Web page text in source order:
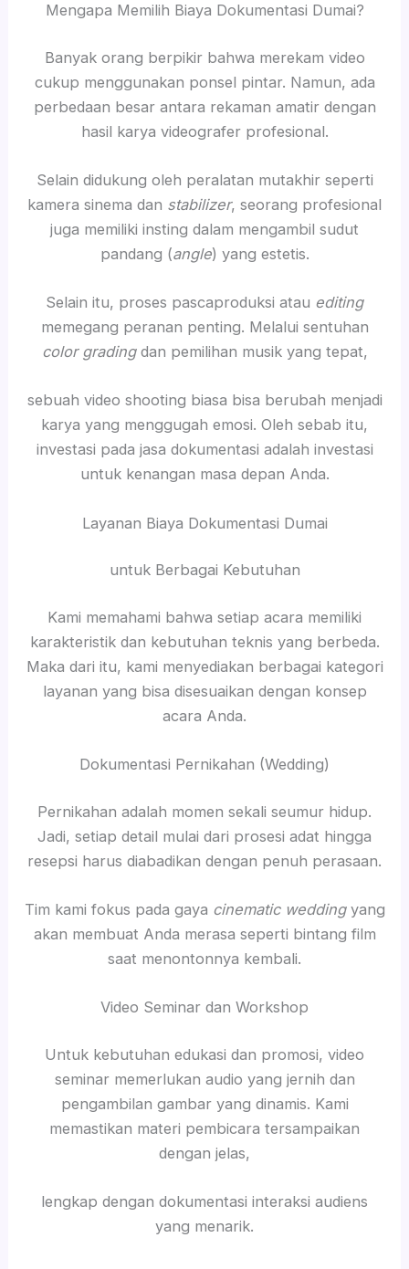
Mengapa Memilih Biaya Dokumentasi Dumai?
Banyak orang berpikir bahwa merekam video
cukup menggunakan ponsel pintar. Namun, ada
perbedaan besar antara rekaman amatir dengan
hasil karya videografer profesional.
Selain didukung oleh peralatan mutakhir seperti
kamera sinema dan stabilizer, seorang profesional
juga memiliki insting dalam mengambil sudut
pandang (angle) yang estetis.
Selain itu, proses pascaproduksi atau editing
memegang peranan penting. Melalui sentuhan
color gradingdan pemilihan musik yang tepat,
sebuah video shooting biasa bisa berubah menjadi
karya yang menggugah emosi. Oleh sebab itu,
investasi pada jasa dokumentasi adalah investasi
untuk kenangan masa depan Anda.
Layanan Biaya Dokumentasi Dumai
untuk Berbagai Kebutuhan
Kami memahami bahwa setiap acara memiliki
karakteristik dan kebutuhan teknis yang berbeda.
Maka dari itu, kami menyediakan berbagai kategori
layanan yang bisa disesuaikan dengan konsep
acara Anda.
Dokumentasi Pernikahan (Wedding)
Pernikahan adalah momen sekali seumur hidup.
Jadi, setiap detail mulai dari prosesi adat hingga
resepsi harus diabadikan dengan penuh perasaan.
Tim kami fokus pada gaya cinematic weddingyang
akan membuat Anda merasa seperti bintang film
saat menontonnya kembali.
Video Seminar dan Workshop
Untuk kebutuhan edukasi dan promosi, video
seminar memerlukan audio yang jernih dan
pengambilan gambar yang dinamis. Kami
memastikan materi pembicara tersampaikan
dengan jelas,
lengkap dengan dokumentasi interaksi audiens
yang menarik.